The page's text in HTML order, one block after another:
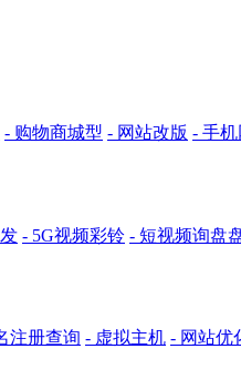
- 购物商城型 - 网站改版 - 手
- 5G视频彩铃 - 短视频询盘
注册查询 - 虚拟主机 - 网站优